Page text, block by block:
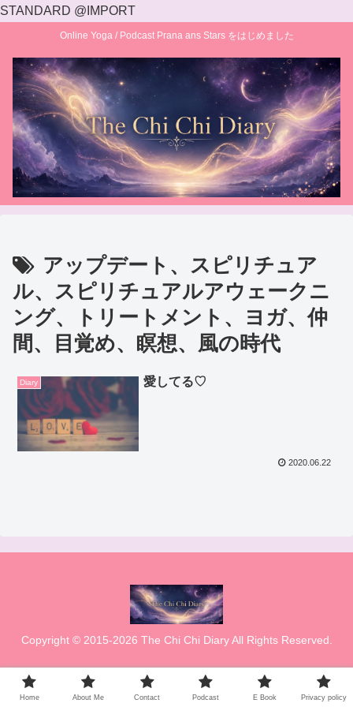
STANDARD @IMPORT
Online Yoga / Podcast Prana ans Stars をはじめました
アップデート、スピリチュア
ル、スピリチュアルアウェークニ
ング、トリートメント、ヨガ、仲
間、目覚め、瞑想、風の時代
Diary 愛してる♡
2020.06.22
Copyright © 2015-2026 The Chi Chi Diary All Rights Reserved.
Home About Me Contact Podcast E Book Privacy policy